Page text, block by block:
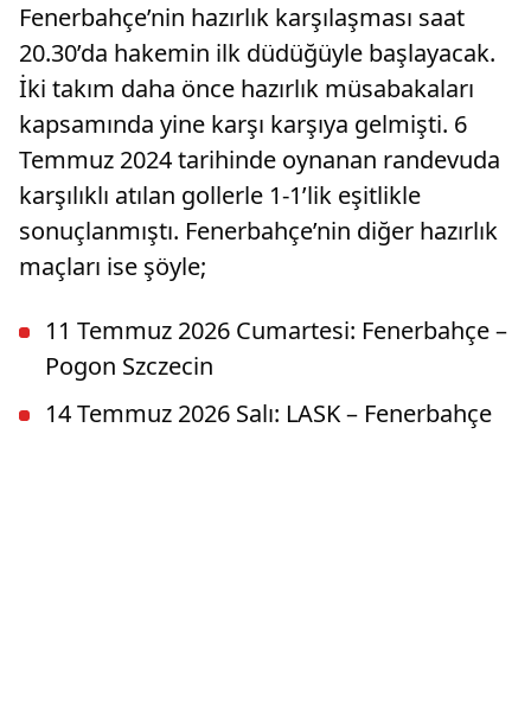
Fenerbahçe’nin hazırlık karşılaşması saat
20.30’da hakemin ilk düdüğüyle başlayacak.
İki takım daha önce hazırlık müsabakaları
kapsamında yine karşı karşıya gelmişti. 6
Temmuz 2024 tarihinde oynanan randevuda
karşılıklı atılan gollerle 1-1’lik eşitlikle
sonuçlanmıştı. Fenerbahçe’nin diğer hazırlık
maçları ise şöyle;
11 Temmuz 2026 Cumartesi: Fenerbahçe –
Pogon Szczecin
14 Temmuz 2026 Salı: LASK – Fenerbahçe